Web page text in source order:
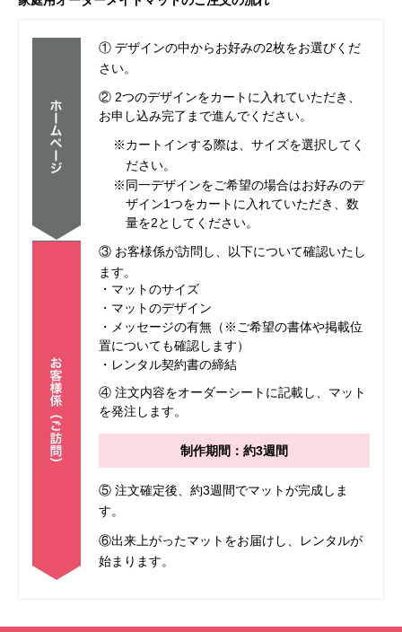
① デザインの中からお好みの2枚をお選びくだ
さい。
② 2つのデザインをカートに入れていただき、
お申し込み完了まで進んでください。
※カートインする際は、サイズを選択してく
ださい。
※同一デザインをご希望の場合はお好みのデ
ザイン1つをカートに入れていただき、数
量を2としてください。
③ お客様係が訪問し、以下について確認いたし
ます。
・マットのサイズ
・マットのデザイン
・メッセージの有無（※ご希望の書体や掲載位
置についても確認します）
・レンタル契約書の締結
④ 注文内容をオーダーシートに記載し、マット
を発注します。
制作期間：約3週間
⑤ 注文確定後、約3週間でマットが完成しま
す。
⑥出来上がったマットをお届けし、レンタルが
始まります。